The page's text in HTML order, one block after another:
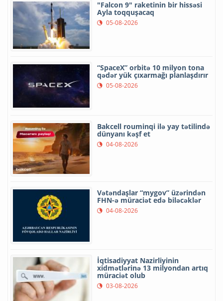
"Falcon 9" raketinin bir hissəsi
Ayla toqquşacaq
05-08-2026
“SpaceX” orbitə 10 milyon tona
qədər yük çıxarmağı planlaşdırır
05-08-2026
Bakcell rouminqi ilə yay tətilində
dünyanı kəşf et
04-08-2026
Vətəndaşlar “mygov” üzərindən
FHN-ə müraciət edə biləcəklər
04-08-2026
İqtisadiyyat Nazirliyinin
xidmətlərinə 13 milyondan artıq
müraciət olub
03-08-2026